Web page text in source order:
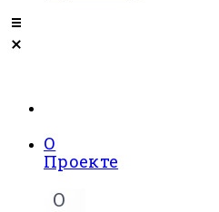
О
Проекте
О